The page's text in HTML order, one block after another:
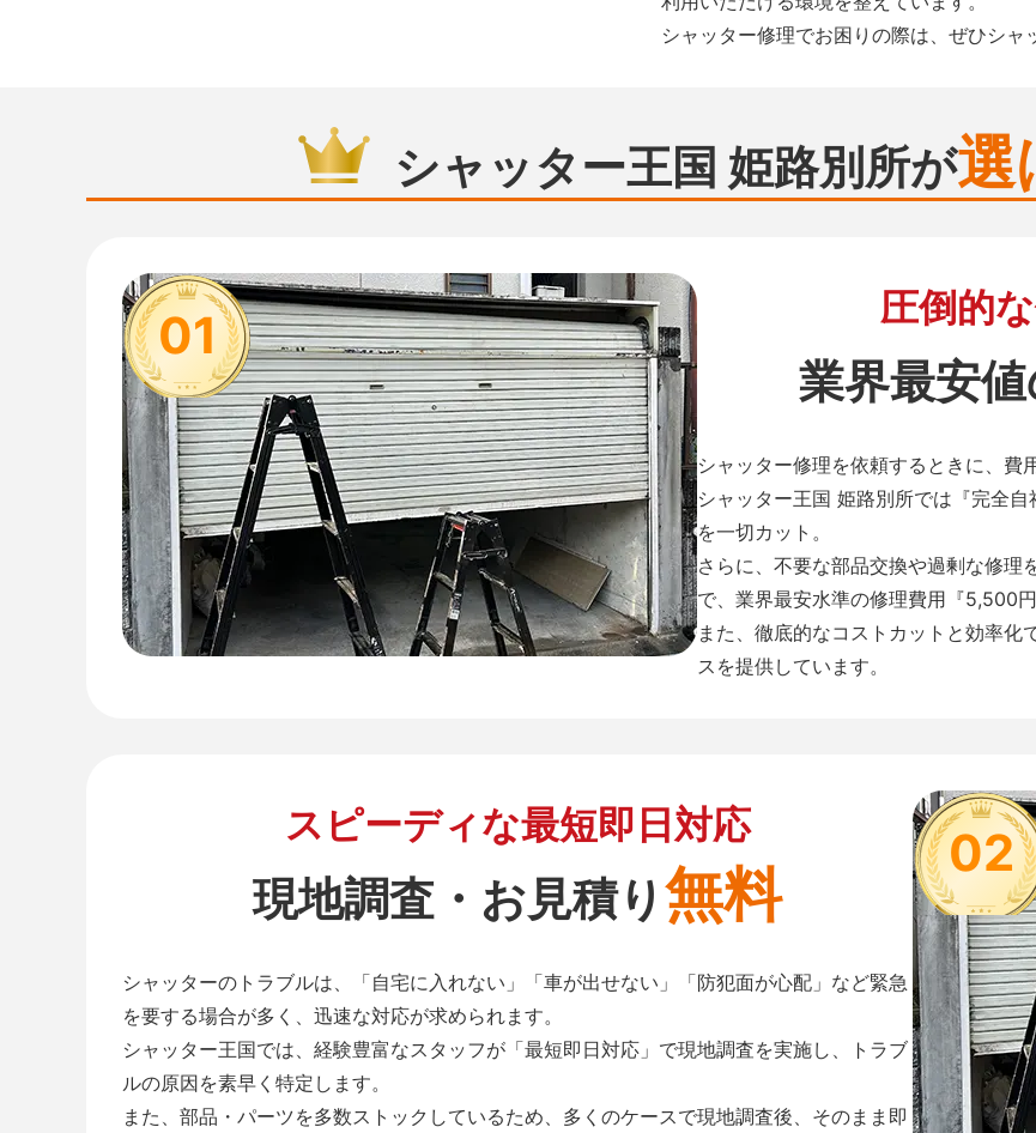
シャッター修理でお困りの際は、ぜひシャ
シャッター王国 姫路別所が選
01 圧倒的
業界最安
シャッター修理を依頼するときに、費
シャッター王国 姫路別所では『完全
を一切カット。
さらに、不要な部品交換や過剰な修理
で、業界最安水準の修理費用『5,500
また、徹底的なコストカットと効率
スを提供しています。
02
スピーディな最短即日対応
現地調査・お見積り無料
シャッターのトラブルは、「自宅に入れない」「車が出せない」「防犯面が心配」など緊急
を要する場合が多く、迅速な対応が求められます。
シャッター王国では、経験豊富なスタッフが「最短即日対応」で現地調査を実施し、トラブ
ルの原因を素早く特定します。
また、部品・パーツを多数ストックしているため、多くのケースで現地調査後、そのまま即